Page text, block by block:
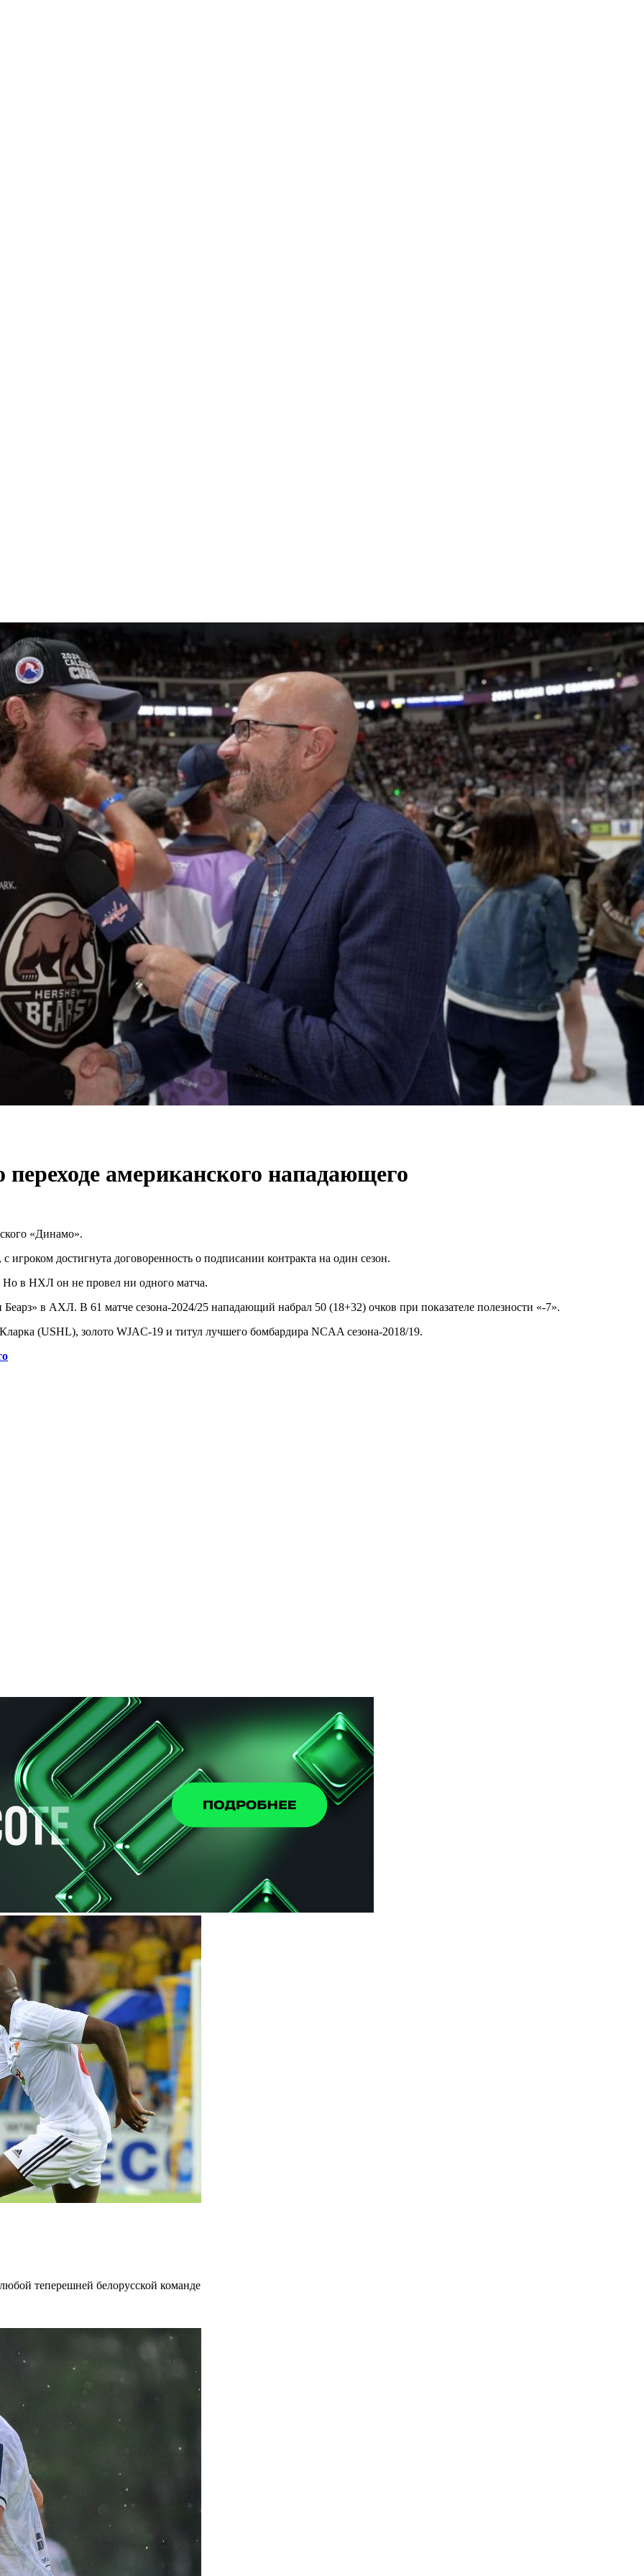
американского нападающего
«Динамо».
игроком достигнута договоренность о подписании контракта на один сезон.
в НХЛ он не провел ни одного матча.
в АХЛ. В 61 матче сезона-2024/25 нападающий набрал 50 (18+32) очков при показателе полезности «-7».
(USHL), золото WJAC-19 и титул лучшего бомбардира NCAA сезона-2018/19.
теперешней белорусской команде